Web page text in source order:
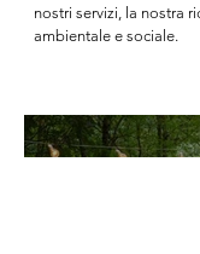
nostri servizi, la nostra
ambientale e sociale.